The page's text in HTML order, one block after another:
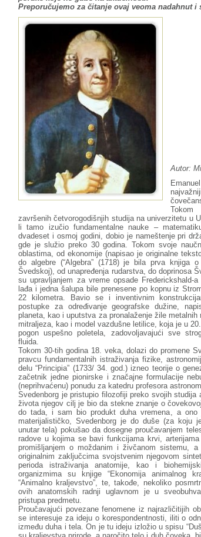
Preporučujemo za čitanje ovaj veoma nadahnut i
Autor:
završenih četvorogodišnjih studija na univerzitetu u
li tamo izučio fundamentalne nauke –
dvadeset i osmoj godini, dobio je nameštenje pri
gde je služio preko 30 godina.Tokom svoje
oblastima, od ekonomije (napisao je originalne
do algebre (“Algebra” (1718) je bila prva
Švedskoj), od unapređenja rudarstva, do doprinosa
su upravljanjem za vreme opsade
lađa i jedna šalupa bile prenesene po kopnu iz
22 kilometra. Bavio se i inventivnim
postupke za određivanje geografske dužine,
planeta, kao i uputstva za pronalaženje žile
mitraljeza, kao i model vazdušne letilice, koja je u
pogon uspešno poletela, zadovoljavajući sve
fluida.
Tokom 30-tih godina 18. veka, dolazi do promene
pravcu fundamentalnih istraživanja fizike,
delu “Principia” (1733/ 34. god.) izneo teorije o
začetnik jedne pionirske i značajne formulacije
(neprihvaćenu) ponudu za katedru profesora
Svedenborg je pristupio filozofiji preko svojih studija
života njegov cilj je bio da stekne znanje o
do tada, i sam bio produkt duha vremena, a ono
materijalističko, Svedenborg je do duše (za koju
unutar tela) pokušao da dosegne proučavanjem
radove u kojima se bavi funkcijama krvi,
promišljanjem o moždanim i živčanom sistemu,
originalnim zaključcima svojstvenim njegovom
perioda istraživanja anatomije, kao i
organizmima su knjige “Ekonomija animalnog
“Animalno kraljevstvo”, te, takođe, nekoliko
ovih anatomskih radnji uglavnom je u
pristupa predmetu.
Proučavajući povezane fenomene iz najrazličitijih
se interesuje za ideju o korespondentnosti, iliti o
između duha i tela. On je tu ideju izložio u spisu